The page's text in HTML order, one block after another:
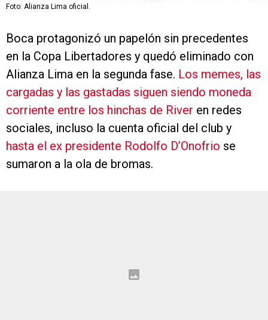
Foto: Alianza Lima oficial.
Boca protagonizó un papelón sin precedentes
en la Copa Libertadores y quedó eliminado con
Alianza Lima en la segunda fase. Los memes, las
cargadas y las gastadas siguen siendo moneda
corriente entre los hinchas de River en redes
sociales, incluso la cuenta oficial del club y
hasta el ex presidente Rodolfo D’Onofrio se
sumaron a la ola de bromas.